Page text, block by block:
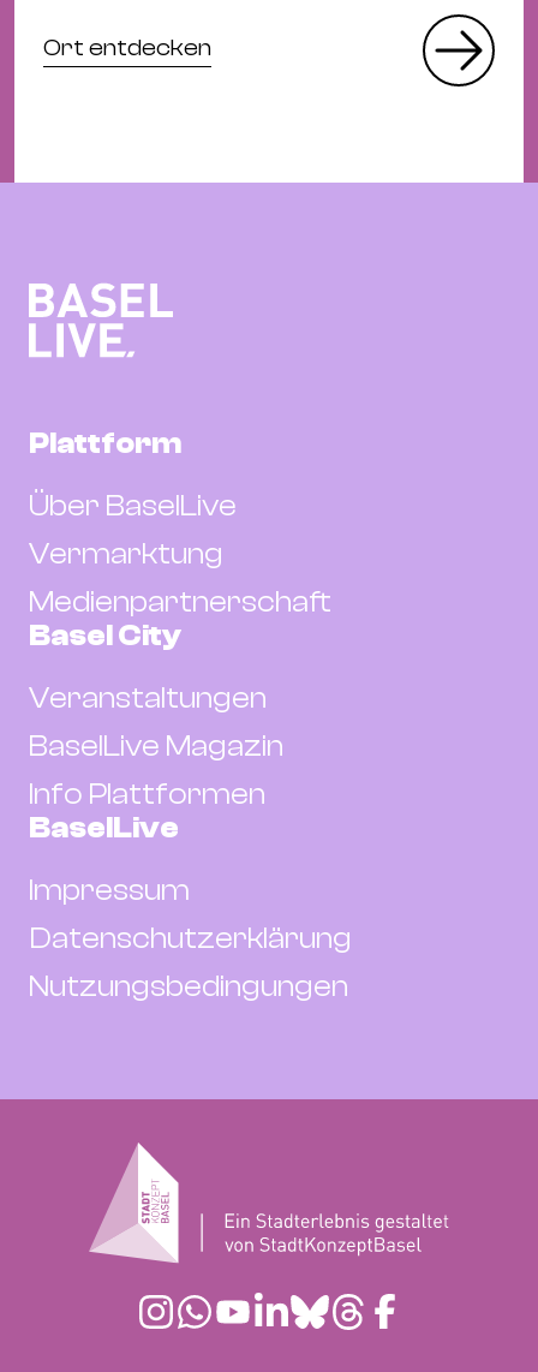
Ort entdecken
Plattform
Über BaselLive
Vermarktung
Medienpartnerschaft
Basel City
Veranstaltungen
BaselLive Magazin
Info Plattformen
BaselLive
Impressum
Datenschutzerklärung
Nutzungsbedingungen